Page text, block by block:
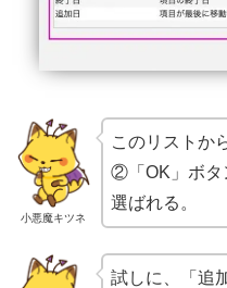
小悪魔キツネ
このリストか
②「OK」ボタ
選ばれる。
試しに、「追